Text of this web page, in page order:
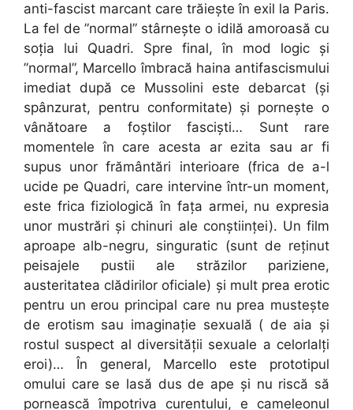
anti-fascist marcant care trăiește în exil la Paris.
La fel de ”normal” stârnește o idilă amoroasă cu
soția lui Quadri. Spre final, în mod logic și
”normal”, Marcello îmbracă haina antifascismului
imediat după ce Mussolini este debarcat (și
spânzurat, pentru conformitate) și pornește o
vânătoare a foștilor fasciști… Sunt rare
momentele în care acesta ar ezita sau ar fi
supus unor frământări interioare (frica de a-l
ucide pe Quadri, care intervine într-un moment,
este frica fiziologică în fața armei, nu expresia
unor mustrări și chinuri ale conștiinței). Un film
aproape alb-negru, singuratic (sunt de reținut
peisajele pustii ale străzilor pariziene,
austeritatea clădirilor oficiale) și mult prea erotic
pentru un erou principal care nu prea mustește
de erotism sau imaginație sexuală ( de aia și
rostul suspect al diversității sexuale a celorlalți
eroi)… În general, Marcello este prototipul
omului care se lasă dus de ape și nu riscă să
pornească împotriva curentului, e cameleonul